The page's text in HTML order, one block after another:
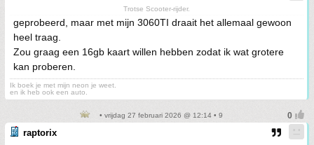
Trotse Scooter-rijder.
geprobeerd, maar met mijn 3060TI draait het allemaal gewoon
heel traag.
Zou graag een 16gb kaart willen hebben zodat ik wat grotere
kan proberen.
Ik boek je met mijn neon je weet.
en ik heb ook een auto.
• vrijdag 27 februari 2026 @ 12:14 • 9
raptorix